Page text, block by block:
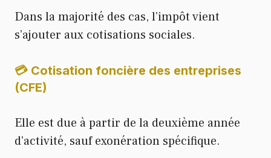
Dans la majorité des cas, l’impôt vient
s’ajouter aux cotisations sociales.
💳 Cotisation foncière des entreprises
(CFE)
Elle est due à partir de la deuxième année
d’activité, sauf exonération spécifique.